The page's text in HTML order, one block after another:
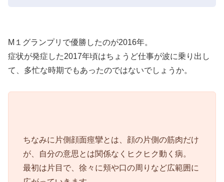
M１グランプリで優勝したのが2016年。
症状が発症した2017年頃はちょうど仕事が波に乗り出し
て、多忙な時期でもあったのではないでしょうか。
ちなみに片側顔面痙攣とは、顔の片側の筋肉だけ
が、自分の意思とは関係なくヒクヒク動く病。
最初は片目で、徐々に頬や口の周りなど広範囲に